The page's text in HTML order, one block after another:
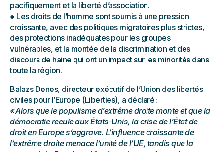
pacifiquement et la liberté d’association.
● Les droits de l’homme sont soumis à une pression
croissante, avec des politiques migratoires plus strictes,
des protections inadéquates pour les groupes
vulnérables, et la montée de la discrimination et des
discours de haine qui ont un impact sur les minorités dans
toute la région.
Balazs Denes, directeur exécutif de l’Union des libertés
civiles pour l’Europe (Liberties), a déclaré :
« Alors que le populisme d’extrême droite monte et que la
démocratie recule aux États-Unis, la crise de l’État de
droit en Europe s’aggrave. L’influence croissante de
l’extrême droite menace l’unité de l’UE, tandis que la